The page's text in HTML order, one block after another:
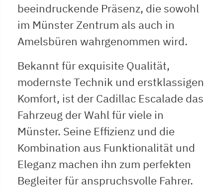
beeindruckende Präsenz, die sowohl
im Münster Zentrum als auch in
Amelsbüren wahrgenommen wird.
Bekannt für exquisite Qualität,
modernste Technik und erstklassigen
Komfort, ist der Cadillac Escalade das
Fahrzeug der Wahl für viele in
Münster. Seine Effizienz und die
Kombination aus Funktionalität und
Eleganz machen ihn zum perfekten
Begleiter für anspruchsvolle Fahrer.